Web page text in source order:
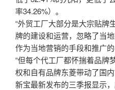
率34.26%）。
“外贸工厂大部分是大宗贴牌
牌的建设和运营，忽略了当
作为当地营销的手段和推广的
“但每个代工厂都怀揣着品牌
权和自有品牌东菱带动了国内
新宝最新发布的三季报显示